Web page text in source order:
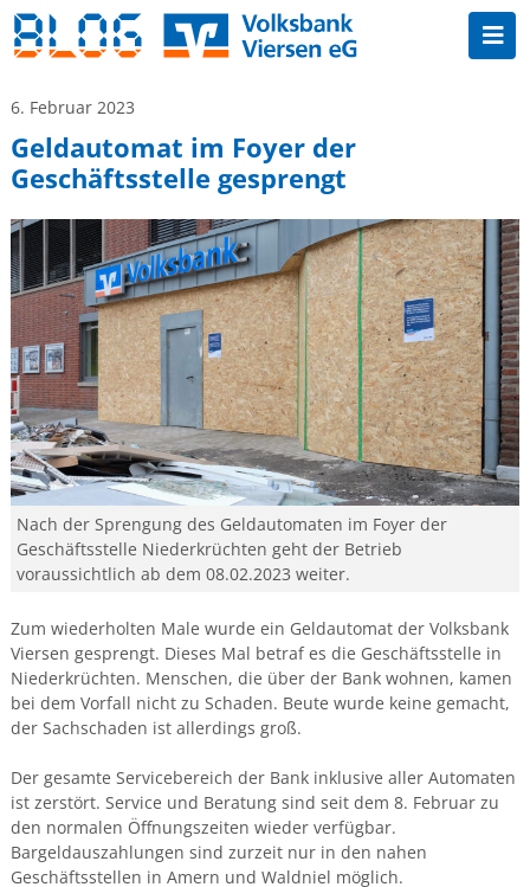
6. Februar 2023
Geldautomat im Foyer der
Geschäftsstelle gesprengt
Nach der Sprengung des Geldautomaten im Foyer der
Geschäftsstelle Niederkrüchten geht der Betrieb
voraussichtlich ab dem 08.02.2023 weiter.
Zum wiederholten Male wurde ein Geldautomat der Volksbank
Viersen gesprengt. Dieses Mal betraf es die Geschäftsstelle in
Niederkrüchten. Menschen, die über der Bank wohnen, kamen
bei dem Vorfall nicht zu Schaden. Beute wurde keine gemacht,
der Sachschaden ist allerdings groß.
Der gesamte Servicebereich der Bank inklusive aller Automaten
ist zerstört. Service und Beratung sind seit dem 8. Februar zu
den normalen Öffnungszeiten wieder verfügbar.
Bargeldauszahlungen sind zurzeit nur in den nahen
Geschäftsstellen in Amern und Waldniel möglich.